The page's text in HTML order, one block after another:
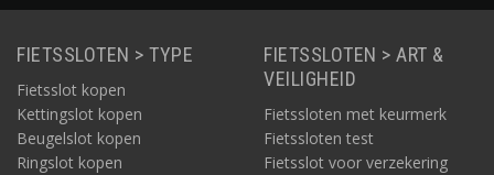
FIETSSLOTEN > TYPE
Fietsslot kopen
Kettingslot kopen
Beugelslot kopen
Ringslot kopen
FIETSSLOTEN > ART &
VEILIGHEID
Fietssloten met keurmerk
Fietssloten test
Fietsslot voor verzekering